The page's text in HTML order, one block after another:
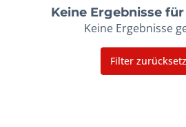
Keine Ergebnisse
Keine Ergebnisse
Filter